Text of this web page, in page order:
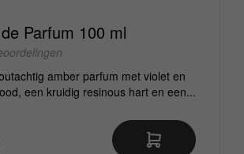
Parfum 100 ml
amber parfum met violet en
een kruidig resinous hart en een...